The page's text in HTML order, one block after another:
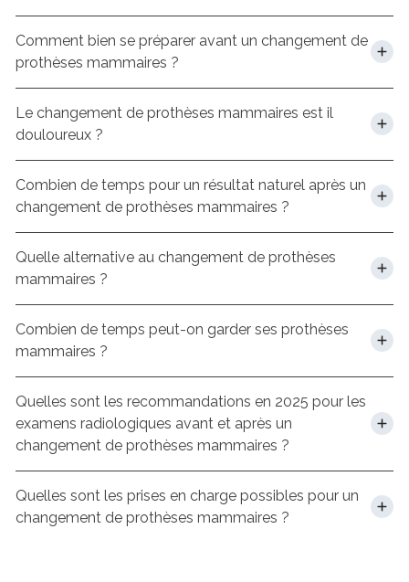
Comment bien se préparer avant un changement de
prothèses mammaires ?
Le changement de prothèses mammaires est il
douloureux ?
Combien de temps pour un résultat naturel après un
changement de prothèses mammaires ?
Quelle alternative au changement de prothèses
mammaires ?
Combien de temps peut-on garder ses prothèses
mammaires ?
Quelles sont les recommandations en 2025 pour les
examens radiologiques avant et après un
changement de prothèses mammaires ?
Quelles sont les prises en charge possibles pour un
changement de prothèses mammaires ?